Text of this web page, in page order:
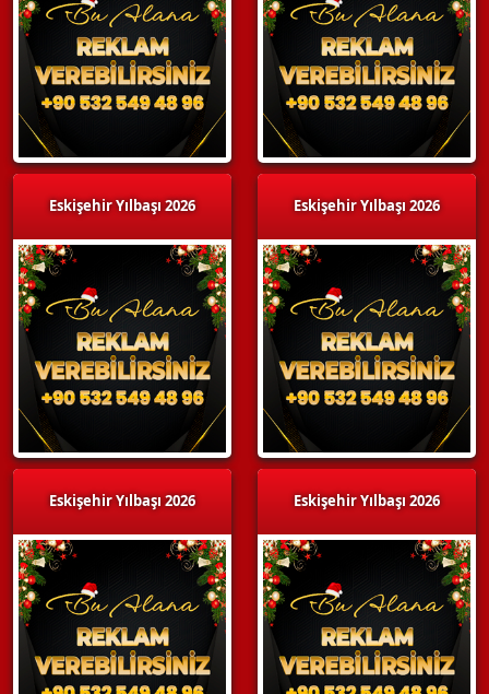
Eskişehir Yılbaşı 2026
Eskişehir Yılbaşı 2026
Eskişehir Yılbaşı 2026
Eskişehir Yılbaşı 2026